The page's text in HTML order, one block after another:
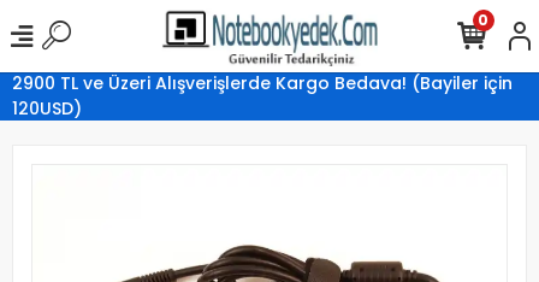
2900 TL ve Üzeri Alışverişlerde Kargo Bedava! (Bayiler için
120USD)
0